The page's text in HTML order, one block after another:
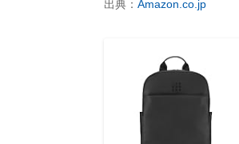
出典： Amazon.co.jp